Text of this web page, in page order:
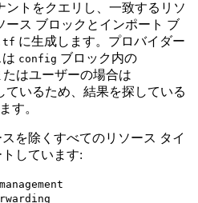
ントをクエリし、一致するリソ
ース ブロックとインポート ブ
に生成します。プロバイダー
config ブロック内の
はユーザーの場合は
ているため、結果を探している
す。
を除くすべてのリソース タイ
しています: